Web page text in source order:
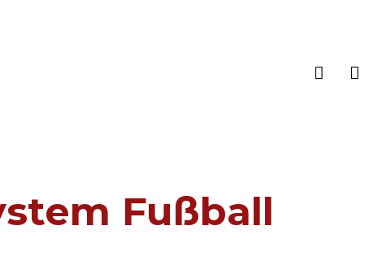
Fußball